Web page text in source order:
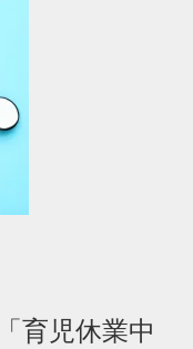
育児休業中